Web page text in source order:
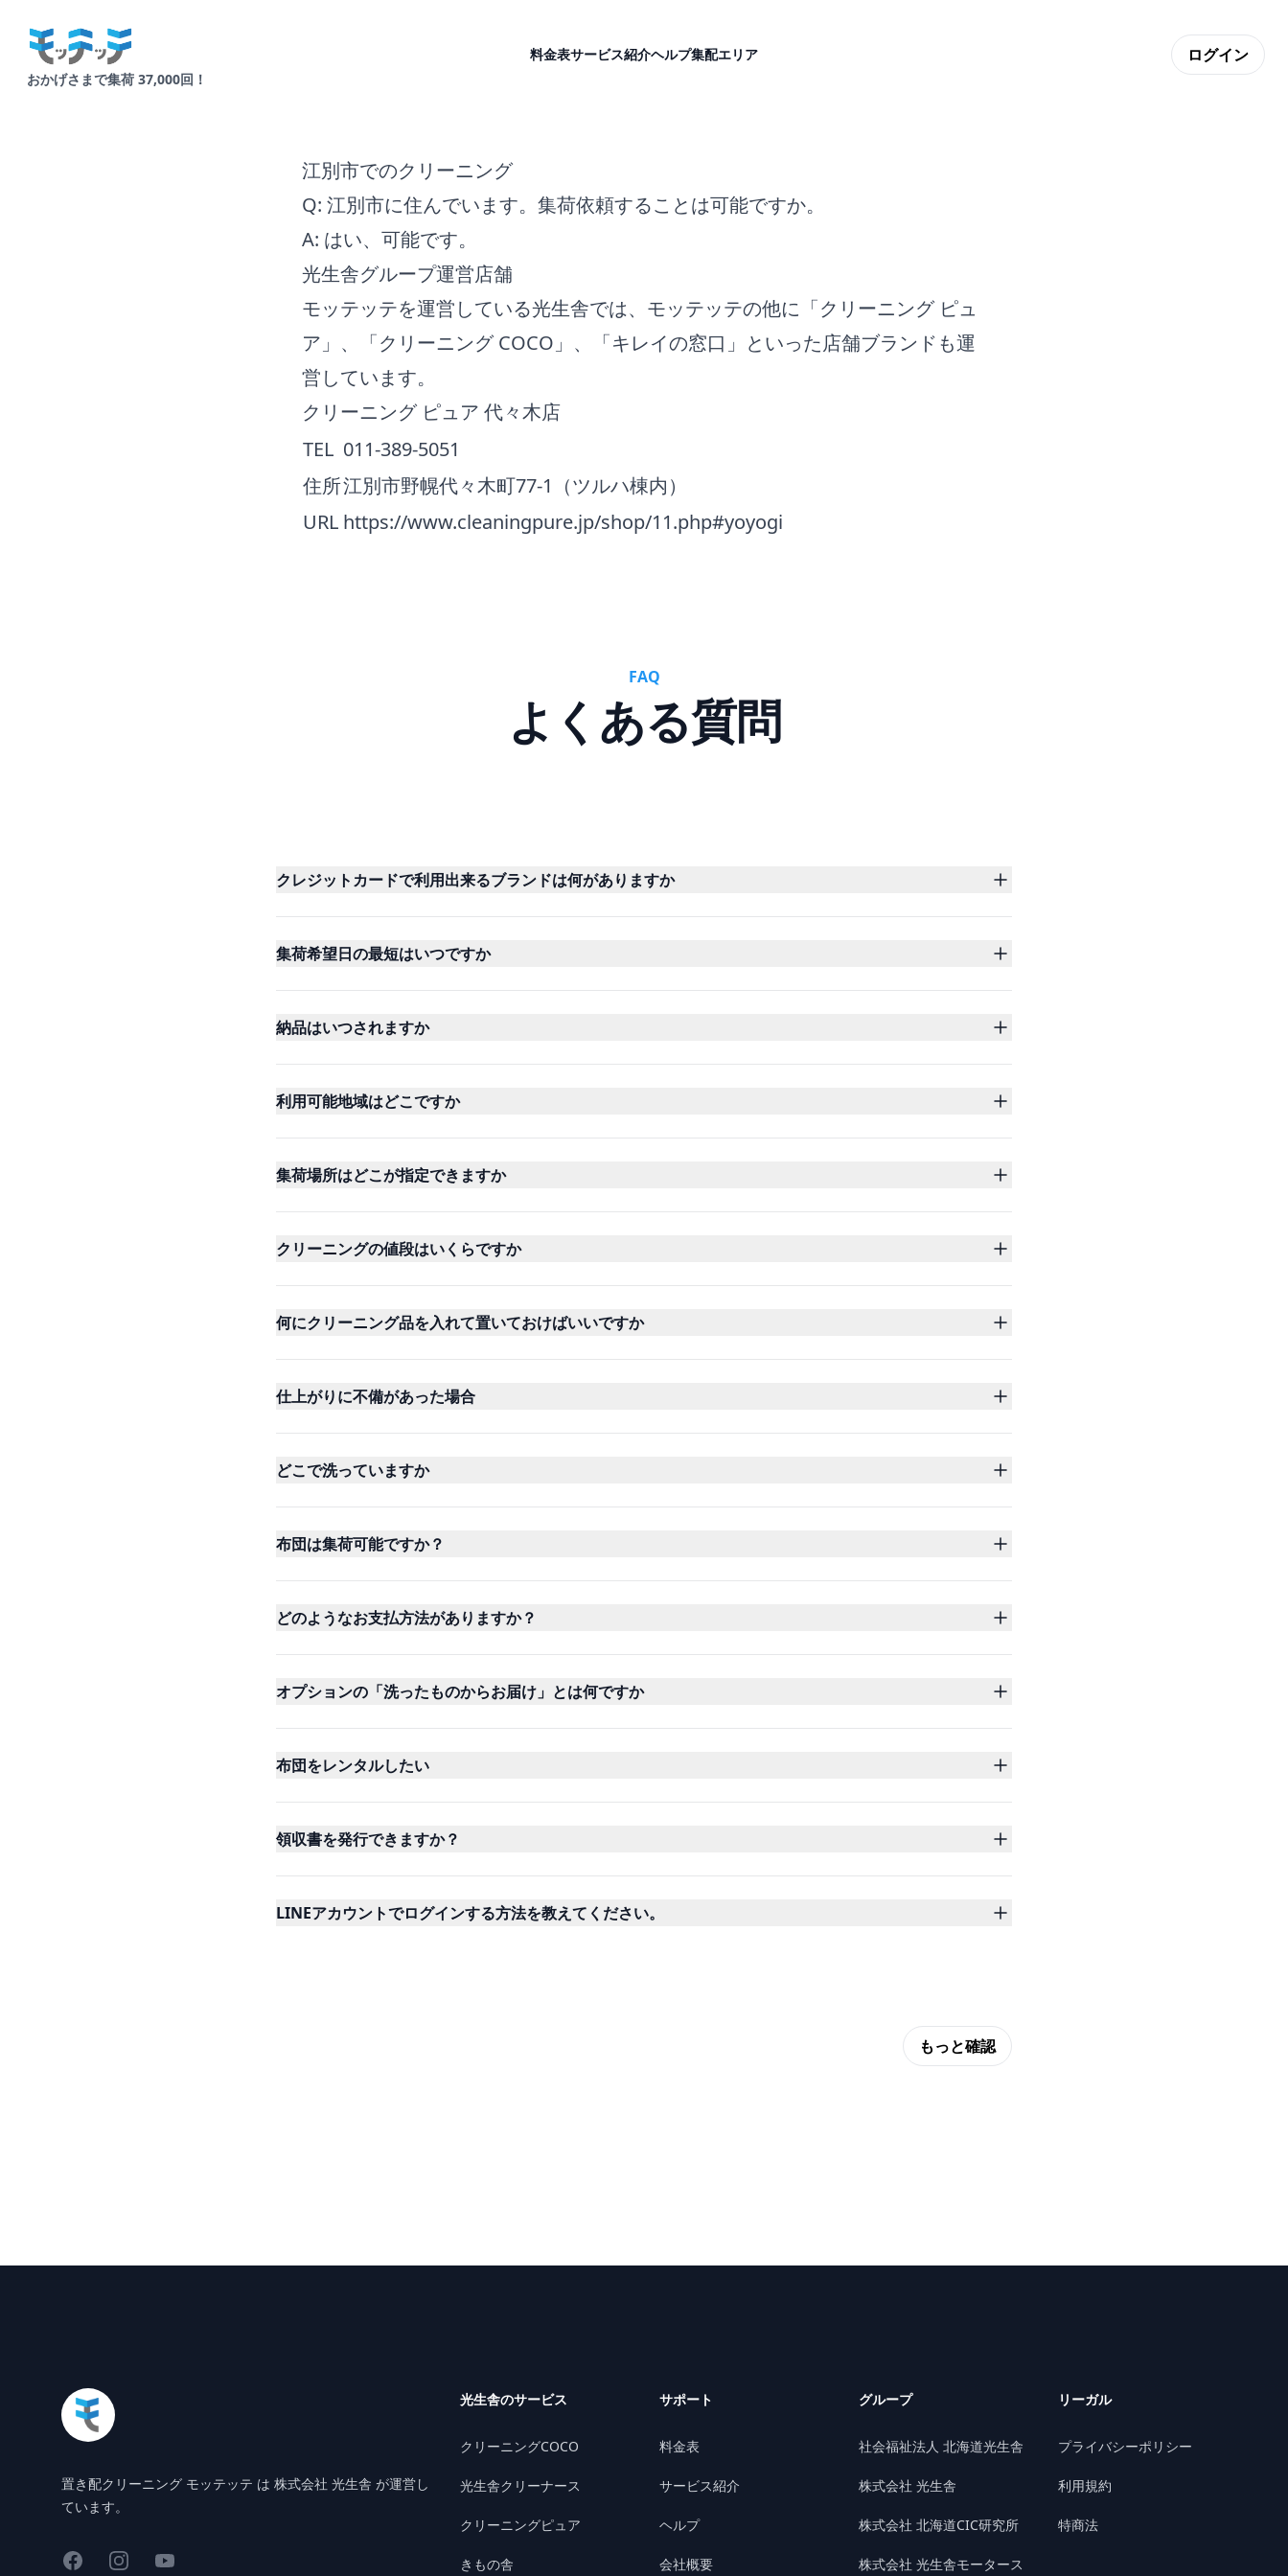
Your Company
おかげさまで集荷 37,000回！
料金表サービス紹介ヘルプ集配エリア ログイン
江別市でのクリーニング
Q: 江別市に住んでいます。集荷依頼することは可能ですか。
A: はい、可能です。
光生舎グループ運営店舗
モッテッテを運営している光生舎では、モッテッテの他に「クリーニング ピュ
ア」、「クリーニング COCO」、「キレイの窓口」といった店舗ブランドも運
営しています。
クリーニング ピュア 代々木店
TEL 011-389-5051
住所江別市野幌代々木町77-1（ツルハ棟内）
URL https://www.cleaningpure.jp/shop/11.php#yoyogi
FAQ
よくある質問
クレジットカードで利用出来るブランドは何がありますか
集荷希望日の最短はいつですか
納品はいつされますか
利用可能地域はどこですか
集荷場所はどこが指定できますか
クリーニングの値段はいくらですか
何にクリーニング品を入れて置いておけばいいですか
仕上がりに不備があった場合
どこで洗っていますか
布団は集荷可能ですか？
どのようなお支払方法がありますか？
オプションの「洗ったものからお届け」とは何ですか
布団をレンタルしたい
領収書を発行できますか？
LINEアカウントでログインする方法を教えてください。
もっと確認
置き配クリーニング モッテッテ は 株式会社 光生舎 が運営し
ています。
FacebookInstagramYouTube
光生舎のサービス
クリーニングCOCO
光生舎クリーナース
クリーニングピュア
きもの舎
サポート
料金表
サービス紹介
ヘルプ
会社概要
グループ
社会福祉法人 北海道光生舎
株式会社 光生舎
株式会社 北海道CIC研究所
株式会社 光生舎モータース
リーガル
プライバシーポリシー
利用規約
特商法